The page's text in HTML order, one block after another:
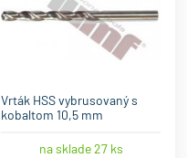
Vrták HSS vybrusovaný s
kobaltom 10,5 mm
na sklade 27 ks